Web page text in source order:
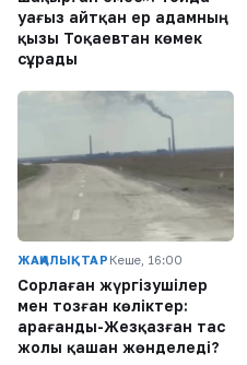
уағыз айтқан ер адамның
қызы Тоқаевтан көмек
сұрады
ЖАҢАЛЫҚТАР Кеше, 16:00
Сорлаған жүргізушілер
мен тозған көліктер:
Қарағанды-Жезқазған тас
жолы қашан жөнделеді?